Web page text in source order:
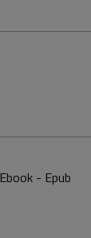
Ebook - Epub